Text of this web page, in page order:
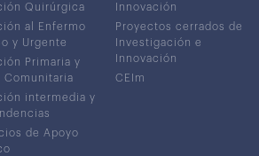
Quirúrgica
al Enfermo
y Urgente
Primaria y
Comunitaria
intermedia y
de Apoyo
Innovación
Proyectos cerrados de
Investigación e
Innovación
CEIm